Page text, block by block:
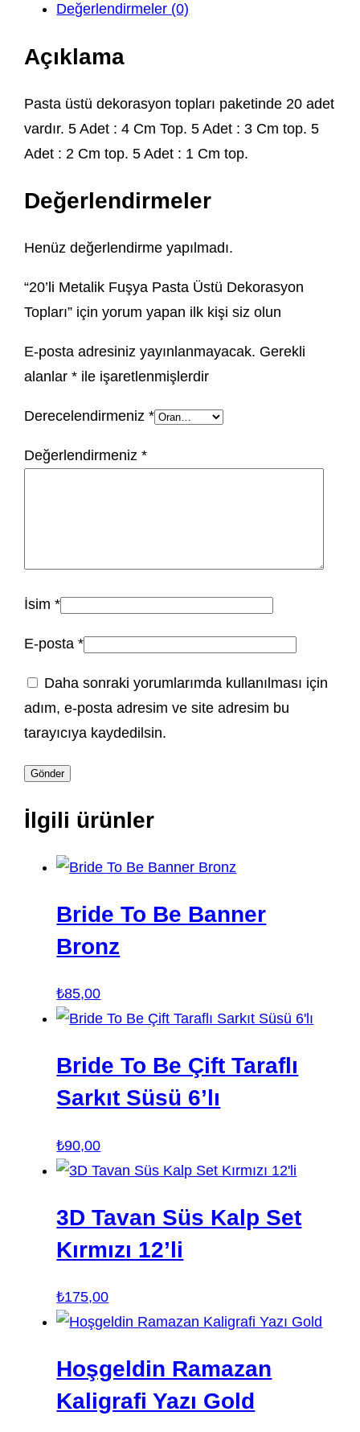
Değerlendirmeler (0)
Açıklama
Pasta üstü dekorasyon topları paketinde 20 adet
vardır. 5 Adet : 4 Cm Top. 5 Adet : 3 Cm top. 5
Adet : 2 Cm top. 5 Adet : 1 Cm top.
Değerlendirmeler
Henüz değerlendirme yapılmadı.
“20’li Metalik Fuşya Pasta Üstü Dekorasyon
Topları” için yorum yapan ilk kişi siz olun
E-posta adresiniz yayınlanmayacak. Gerekli
alanlar* ile işaretlenmişlerdir
Derecelendirmeniz*
Değerlendirmeniz*
İsim*
E-posta*
Daha sonraki yorumlarımda kullanılması için
adım, e-posta adresim ve site adresim bu
tarayıcıya kaydedilsin.
İlgili ürünler
Bride To Be Banner
Bronz
₺85,00
Bride To Be Çift Taraflı
Sarkıt Süsü 6’lı
₺90,00
3D Tavan Süs Kalp Set
Kırmızı 12’li
₺175,00
Hoşgeldin Ramazan
Kaligrafi Yazı Gold